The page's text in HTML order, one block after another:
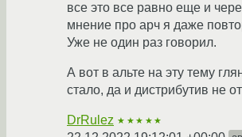
все это все равно еще и
мнение про арч я даже
Уже не один раз говорил.
А вот в альте на эту тему
стало, да и дистрибутив не
DrRulez ★★★★★